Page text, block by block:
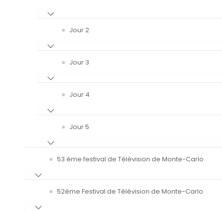
Jour 2
Jour 3
Jour 4
Jour 5
53 ème festival de Télévision de Monte-Carlo
52ème Festival de Télévision de Monte-Carlo